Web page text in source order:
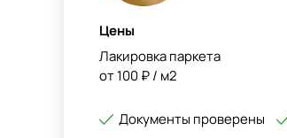
Цены
Лакировка паркета
от 100 ₽ / м2
Документы проверены